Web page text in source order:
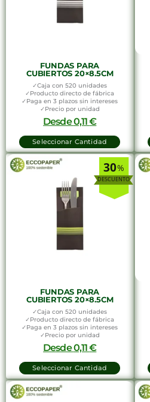
FUNDAS PARA
CUBIERTOS 20×8.5CM
✓Caja con 520 unidades
✓Producto directo de fábrica
✓Paga en 3 plazos sin intereses
✓Precio por unidad
Desde0,11€
Seleccionar Cantidad
%
30
FUNDAS PARA
CUBIERTOS 20×8.5CM
✓Caja con 520 unidades
✓Producto directo de fábrica
✓Paga en 3 plazos sin intereses
✓Precio por unidad
Desde0,11€
Seleccionar Cantidad